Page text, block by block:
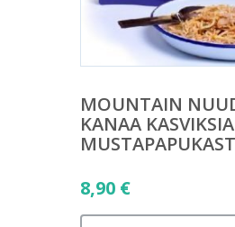
MOUNTAIN
KANAA KASVIKSIA
8,90 €